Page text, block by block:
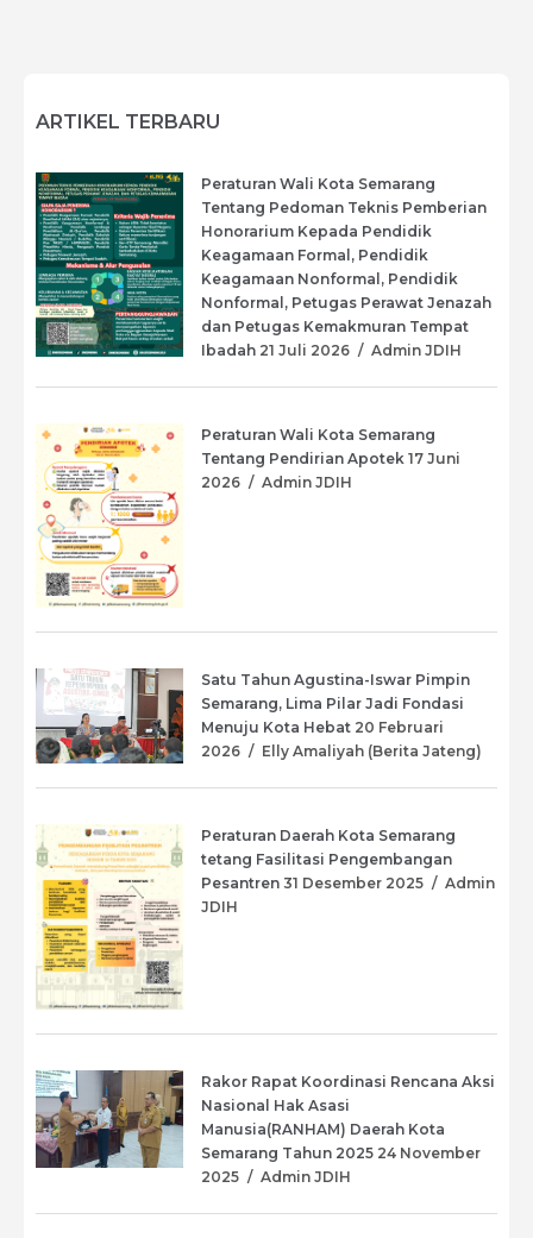
ARTIKEL TERBARU
Peraturan Wali Kota Semarang
Tentang Pedoman Teknis Pemberian
Honorarium Kepada Pendidik
Keagamaan Formal, Pendidik
Keagamaan Nonformal, Pendidik
Nonformal, Petugas Perawat Jenazah
dan Petugas Kemakmuran Tempat
Ibadah 21 Juli 2026 / Admin JDIH
Peraturan Wali Kota Semarang
Tentang Pendirian Apotek 17 Juni
2026 / Admin JDIH
Satu Tahun Agustina-Iswar Pimpin
Semarang, Lima Pilar Jadi Fondasi
Menuju Kota Hebat 20 Februari
2026 / Elly Amaliyah (Berita Jateng)
Peraturan Daerah Kota Semarang
tetang Fasilitasi Pengembangan
Pesantren 31 Desember 2025 / Admin
JDIH
Rakor Rapat Koordinasi Rencana Aksi
Nasional Hak Asasi
Manusia(RANHAM) Daerah Kota
Semarang Tahun 2025 24 November
2025 / Admin JDIH